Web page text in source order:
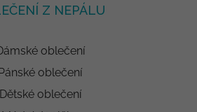
Z NEPÁLU
oblečení
oblečení
Dětské oblečení